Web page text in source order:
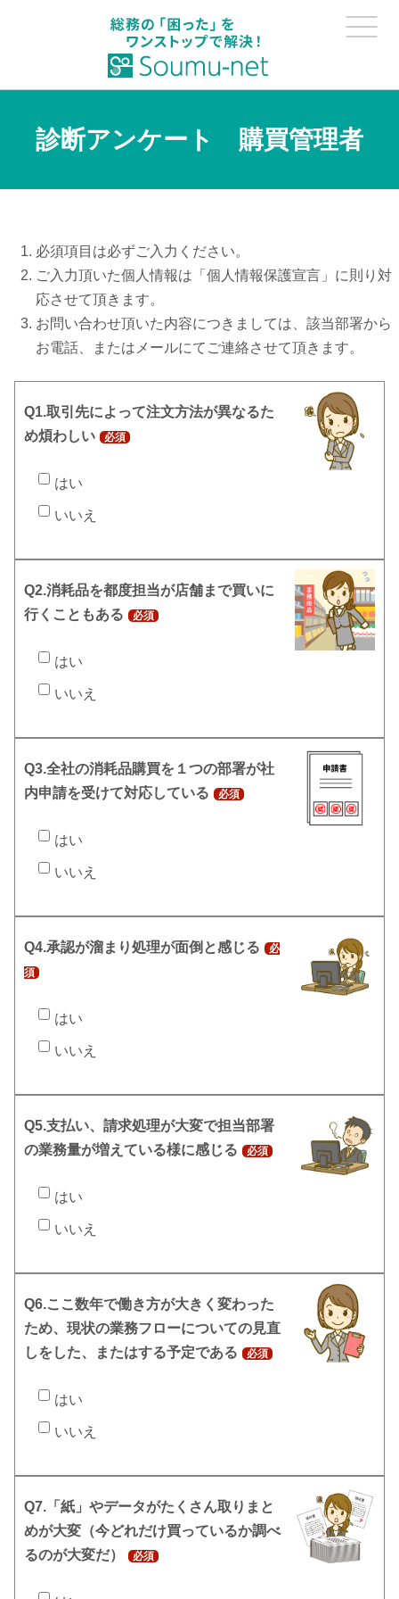
診断アンケート 購買管理者
必須項目は必ずご入力ください。
ご入力頂いた個人情報は「個人情報保護宣言」に則り対
応させて頂きます。
お問い合わせ頂いた内容につきましては、該当部署から
お電話、またはメールにてご連絡させて頂きます。
Q1.取引先によって注文方法が異なるた
め煩わしい
必須
はい
いいえ
Q2.消耗品を都度担当が店舗まで買いに
行くこともある
必須
はい
いいえ
Q3.全社の消耗品購買を１つの部署が社
内申請を受けて対応している
必須
はい
いいえ
Q4.承認が溜まり処理が面倒と感じる
必
須
はい
いいえ
Q5.支払い、請求処理が大変で担当部署
の業務量が増えている様に感じる
必須
はい
いいえ
Q6.ここ数年で働き方が大きく変わった
ため、現状の業務フローについての見直
しをした、またはする予定である
必須
はい
いいえ
Q7.「紙」やデータがたくさん取りまと
めが大変（今どれだけ買っているか調べ
るのが大変だ）
必須